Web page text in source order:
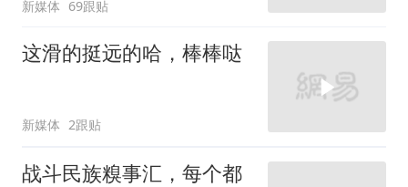
新媒体 69跟贴
这滑的挺远的哈，棒棒哒
新媒体 2跟贴
战斗民族糗事汇，每个都